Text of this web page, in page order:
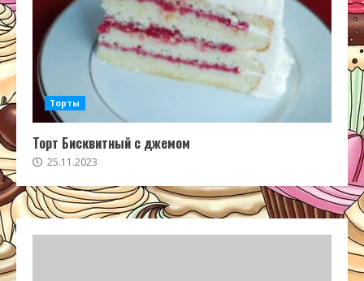
Торты
Торт Бисквитный с джемом
25.11.2023